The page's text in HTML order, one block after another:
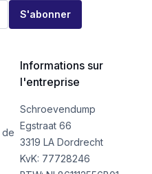
S'abonner
de
Informations sur
l'entreprise
Schroevendump
Egstraat 66
3319 LA Dordrecht
KvK: 77728246